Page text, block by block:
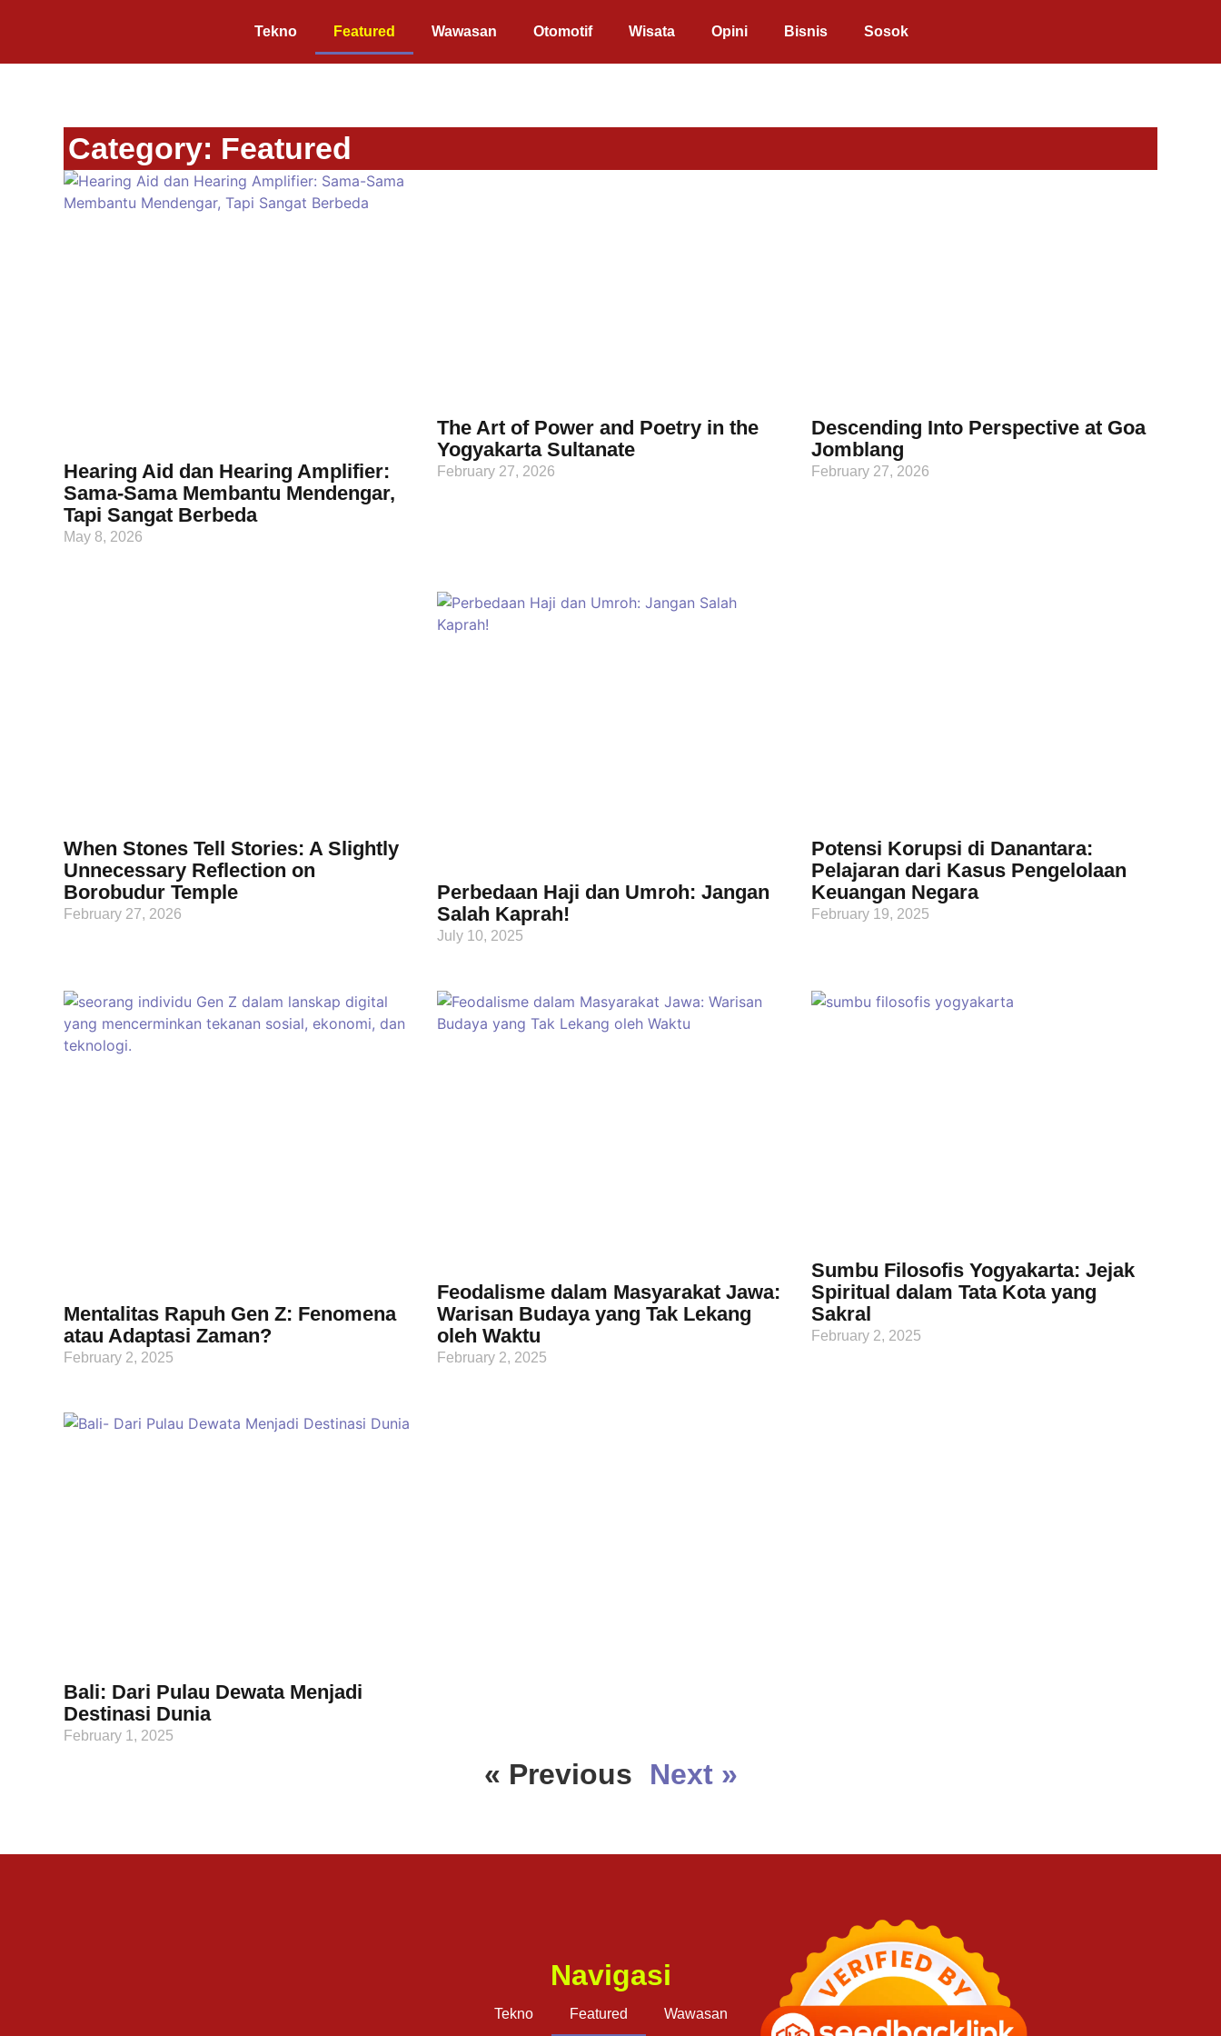
Tekno Featured Wawasan Otomotif Wisata Opini Bisnis Sosok
Category: Featured
Hearing Aid dan Hearing Amplifier:
Sama-Sama Membantu Mendengar,
Tapi Sangat Berbeda
May 8, 2026
The Art of Power and Poetry in the
Yogyakarta Sultanate
February 27, 2026
Descending Into Perspective at Goa
Jomblang
February 27, 2026
When Stones Tell Stories: A Slightly
Unnecessary Reflection on
Borobudur Temple
February 27, 2026
Perbedaan Haji dan Umroh: Jangan
Salah Kaprah!
July 10, 2025
Potensi Korupsi di Danantara:
Pelajaran dari Kasus Pengelolaan
Keuangan Negara
February 19, 2025
Mentalitas Rapuh Gen Z: Fenomena
atau Adaptasi Zaman?
February 2, 2025
Feodalisme dalam Masyarakat Jawa:
Warisan Budaya yang Tak Lekang
oleh Waktu
February 2, 2025
Sumbu Filosofis Yogyakarta: Jejak
Spiritual dalam Tata Kota yang
Sakral
February 2, 2025
Bali: Dari Pulau Dewata Menjadi
Destinasi Dunia
February 1, 2025
« Previous Next »
Navigasi
Tekno Featured Wawasan